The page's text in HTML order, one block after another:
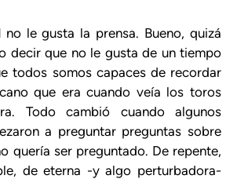
no le gusta la prensa. Bueno, quizá
decir que no le gusta de un tiempo
todos somos capaces de recordar
que era cuando veía los toros
Todo cambió cuando algunos
a preguntar preguntas sobre
quería ser preguntado. De repente,
de eterna -y algo perturbadora-